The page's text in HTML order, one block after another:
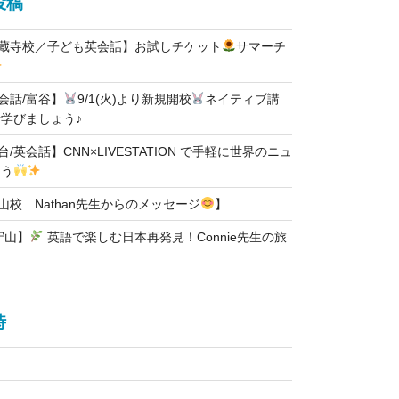
寺校／子ども英会話】お試しチケット
サマーチ
話/富谷】 9/1(火)より新規開校
ネイティブ講
びましょう♪
/英会話】CNN×LIVESTATION で手軽に世界のニュ
山校 Nathan先生からのメッセージ 】
】
英語で楽しむ日本再発見！Connie先生の旅